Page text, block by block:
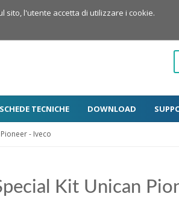
SCHEDE TECNICHE DOWNLOAD
- Iveco
Kit Unican
sito, l'utente accetta di utilizzare i cookie.